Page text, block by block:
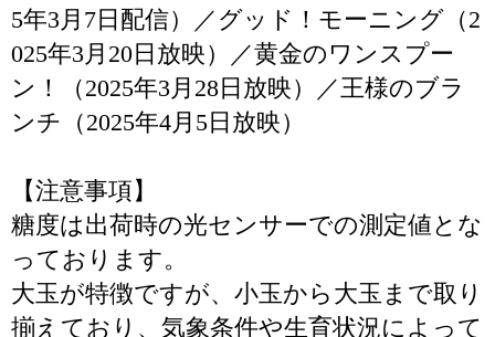
5年3月7日配信）／グッド！モーニング（2
025年3月20日放映）／黄金のワンスプー
ン！（2025年3月28日放映）／王様のブラ
ンチ（2025年4月5日放映）
【注意事項】
糖度は出荷時の光センサーでの測定値とな
っております。
大玉が特徴ですが、小玉から大玉まで取り
揃えており、気象条件や生育状況によって